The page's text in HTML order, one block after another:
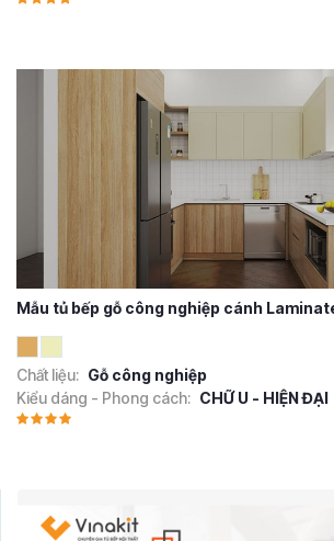
Mẫu tủ bếp gỗ công nghiệp cánh
Chất liệu: Gỗ công nghiệp
Kiểu dáng - Phong cách: CHỮ U - HIỆN ĐẠI